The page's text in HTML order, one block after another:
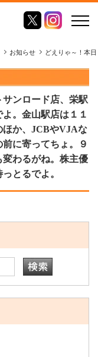
お知らせ どえりゃ～！本
ンロード店、栄駅
。金山駅店は１１
ほか、JCBやVJAな
に寄ってちょ。９
変わるがね。株主優
とるでよ。